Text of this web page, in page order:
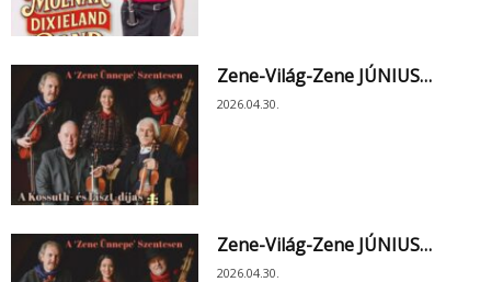
Zene-Világ-Zene JÚNIUS…
2026.04.30.
Zene-Világ-Zene JÚNIUS…
2026.04.30.